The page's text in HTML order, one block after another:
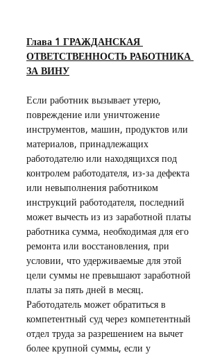
Глава 1 ГРАЖДАНСКАЯ
ОТВЕТСТВЕННОСТЬ РАБОТНИКА
ЗА ВИНУ
Если работник вызывает утерю,
повреждение или уничтожение
инструментов, машин, продуктов или
материалов, принадлежащих
работодателю или находящихся под
контролем работодателя, из-за дефекта
или невыполнения работником
инструкций работодателя, последний
может вычесть из из заработной платы
работника сумма, необходимая для его
ремонта или восстановления, при
условии, что удерживаемые для этой
цели суммы не превышают заработной
платы за пять дней в месяц.
Работодатель может обратиться в
компетентный суд через компетентный
отдел труда за разрешением на вычет
более крупной суммы, если у